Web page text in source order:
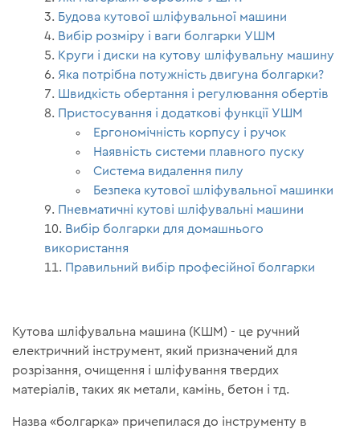
Будова кутової шліфувальної машини
Вибір розміру і ваги болгарки УШМ
Круги і диски на кутову шліфувальну машину
Яка потрібна потужність двигуна болгарки?
Швидкість обертання і регулювання обертів
Пристосування і додаткові функції УШМ
Ергономічність корпусу і ручок
Наявність системи плавного пуску
Система видалення пилу
Безпека кутової шліфувальної машинки
Пневматичні кутові шліфувальні машини
Вибір болгарки для домашнього
використання
Правильний вибір професійної болгарки
Кутова шліфувальна машина (КШМ) - це ручний
електричний інструмент, який призначений для
розрізання, очищення і шліфування твердих
матеріалів, таких як метали, камінь, бетон і тд.
Назва «болгарка» причепилася до інструменту в